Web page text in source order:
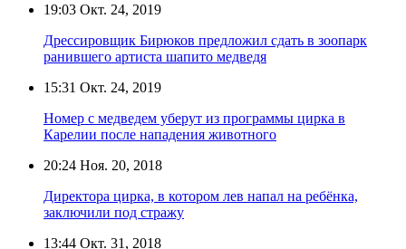
19:03 Окт. 24, 2019
Дрессировщик Бирюков предложил сдать в зоопарк
ранившего артиста шапито медведя
15:31 Окт. 24, 2019
Номер с медведем уберут из программы цирка в
Карелии после нападения животного
20:24 Ноя. 20, 2018
Директора цирка, в котором лев напал на ребёнка,
заключили под стражу
13:44 Окт. 31, 2018